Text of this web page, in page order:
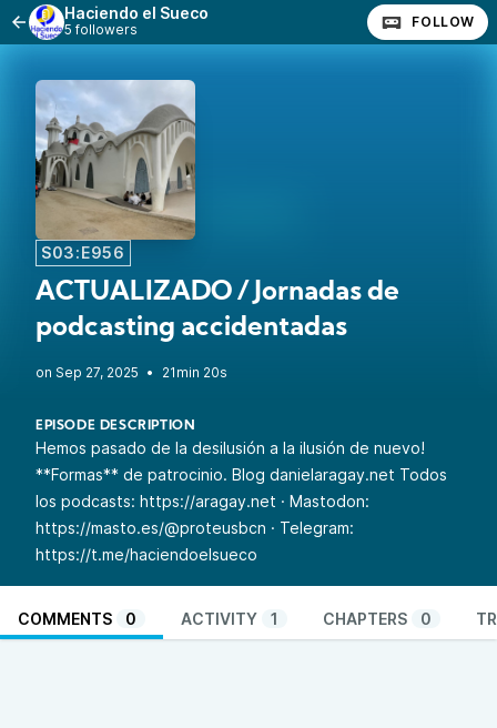
Haciendo el Sueco
5 followers FOLLOW
S03:E956
ACTUALIZADO / Jornadas de
podcasting accidentadas
• 21min 20s
EPISODE DESCRIPTION
Hemos pasado de la desilusión a la ilusión de nuevo!
**Formas** de patrocinio. Blog danielaragay.net Todos
los podcasts: https://aragay.net · Mastodon:
https://masto.es/@proteusbcn · Telegram:
https://t.me/haciendoelsueco
COMMENTS 0 ACTIVITY 1 CHAPTERS 0